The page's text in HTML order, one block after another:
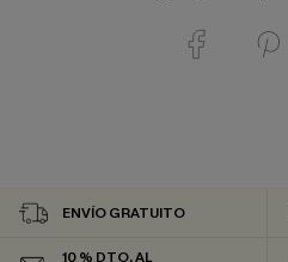
ENVÍO GRATUITO
10 % DTO. AL